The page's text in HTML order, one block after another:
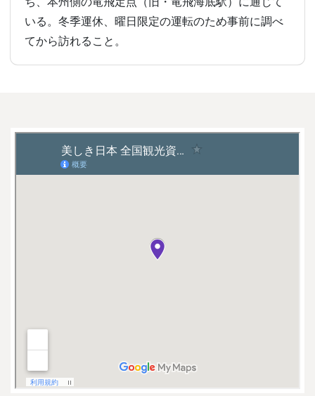
いる。冬季運休、曜日限定の運転のため事前に調べ
てから訪れること。